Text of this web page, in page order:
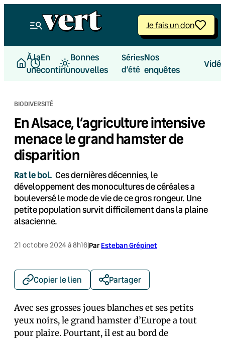
Je fais un don
À la
une
En
continu
Bonnes
nouvelles
Séries
d’été
Nos
enquêtes
BIODIVERSITÉ
En Alsace, l’agriculture intensive
menace le grand hamster de
disparition
Rat le bol. Ces dernières décennies, le
développement des monocultures de céréales a
bouleversé le mode de vie de ce gros rongeur. Une
petite population survit difficilement dans la plaine
alsacienne.
21 octobre 2024 à 8h16|Par Esteban Grépinet
Copier le lien Partager
Avec ses grosses joues blanches et ses petits
yeux noirs, le grand hamster d’Europe a tout
pour plaire. Pourtant, il est au bord de